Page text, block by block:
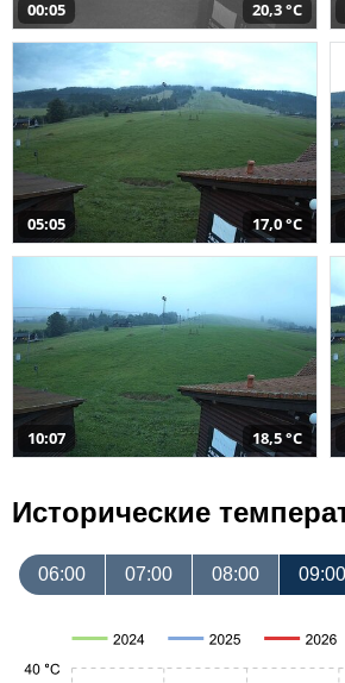
00:05 20,3 °C
05:05 17,0 °C
10:07 18,5 °C
Исторические
06:00 07:00 08:00 09:00